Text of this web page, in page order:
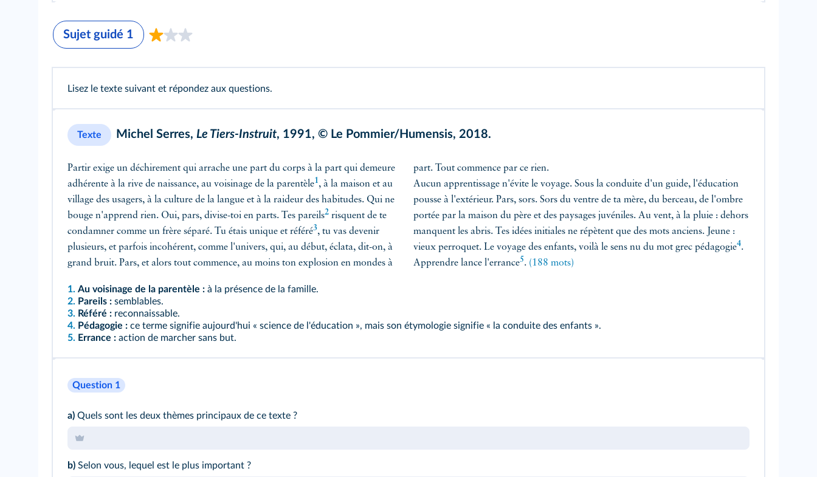
Sujet guidé 1
Lisez le texte suivant et répondez aux questions.
Texte Michel Serres, Le Tiers-Instruit, 1991, © Le Pommier/Humensis, 2018.
Partir exige un déchirement qui arrache une part du corps à la part qui demeure
adhérente à la rive de naissance, au voisinage de la parentèle1, à la maison et au
village des usagers, à la culture de la langue et à la raideur des habitudes. Qui ne
bouge n'apprend rien. Oui, pars, divise-toi en parts. Tes pareils2
condamner comme un frère séparé. Tu étais unique et référé3, tu vas devenir
plusieurs, et parfois incohérent, comme l'univers, qui, au début, éclata, dit-on, à
grand bruit. Pars, et alors tout commence, au moins ton explosion en mondes à
part. Tout commence par ce rien.
Aucun apprentissage n'évite le voyage. Sous la conduite d'un guide, l'éducation
pousse à l'extérieur. Pars, sors. Sors du ventre de ta mère, du berceau, de l'ombre
portée par la maison du père et des paysages juvéniles. Au vent, à la pluie : dehors
manquent les abris. Tes idées initiales ne répètent que des mots anciens. Jeune :
vieux perroquet. Le voyage des enfants, voilà le sens nu du mot grec pédagogie4.
Apprendre lance l'errance5. (188 mots)
1. Au voisinage de la parentèle : à la présence de la famille.
2. Pareils : semblables.
3. Référé : reconnaissable.
4. Pédagogie : ce terme signifie aujourd'hui « science de l'éducation », mais son étymologie signifie « la conduite des enfants ».
5. Errance : action de marcher sans but.
Question 1
a) Quels sont les deux thèmes principaux de ce texte ?
b) Selon vous, lequel est le plus important ?